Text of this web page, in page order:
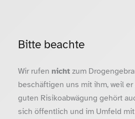
Bitte beachte
Wir rufen nichtzum
beschäftigen uns mit ihm, weil
guten Risikoabwägung gehört
sich öffentlich und im Umfeld